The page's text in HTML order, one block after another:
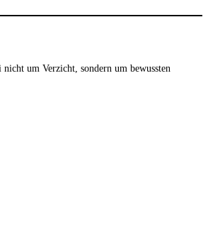
um Verzicht, sondern um bewussten